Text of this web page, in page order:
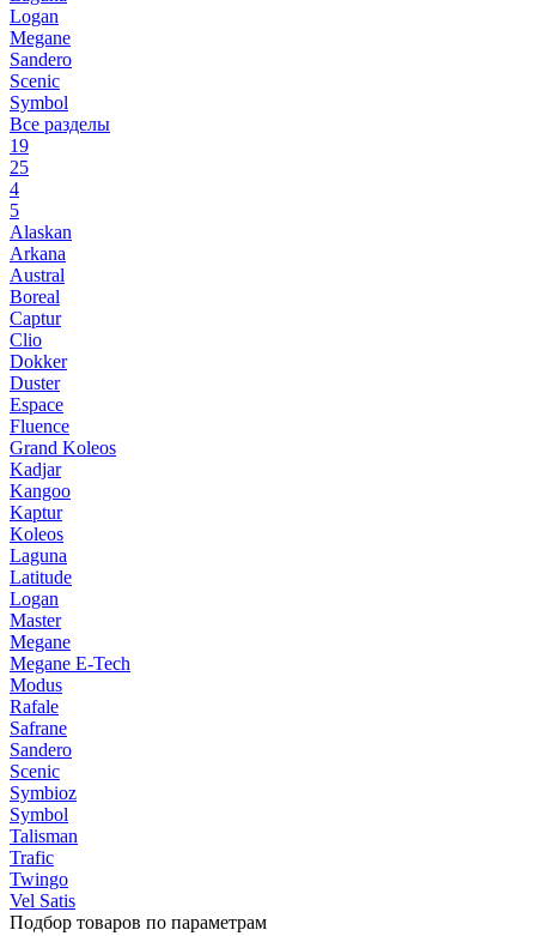
Logan
Megane
Sandero
Scenic
Symbol
Все разделы
19
25
4
5
Alaskan
Arkana
Austral
Boreal
Captur
Clio
Dokker
Duster
Espace
Fluence
Grand Koleos
Kadjar
Kangoo
Kaptur
Koleos
Laguna
Latitude
Logan
Master
Megane
Megane E-Tech
Modus
Rafale
Safrane
Sandero
Scenic
Symbioz
Symbol
Talisman
Trafic
Twingo
Vel Satis
Подбор товаров по параметрам